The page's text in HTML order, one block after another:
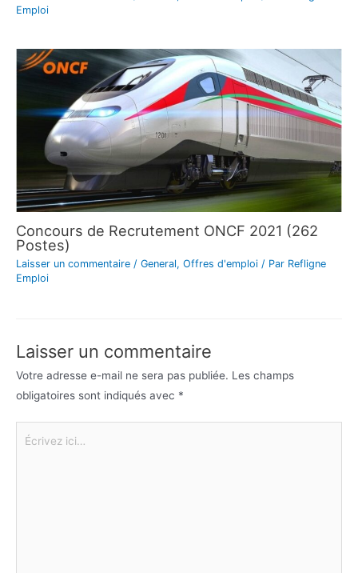
Emploi
Concours de Recrutement ONCF 2021 (262
Postes)
Laisser un commentaire / General, Offres d'emploi / Par Refligne
Emploi
Laisser un commentaire
Votre adresse e-mail ne sera pas publiée. Les champs
obligatoires sont indiqués avec *